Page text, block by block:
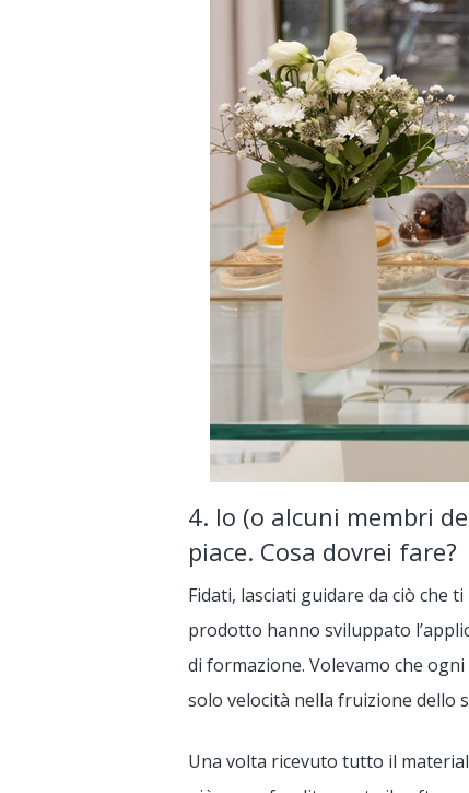
4. Io (o alcuni membri
piace. Cosa dovrei fare?
Fidati, lasciati guidare da ciò che
prodotto hanno sviluppato
di formazione. Volevamo che
solo velocità nella fruizione dello
Una volta ricevuto tutto il